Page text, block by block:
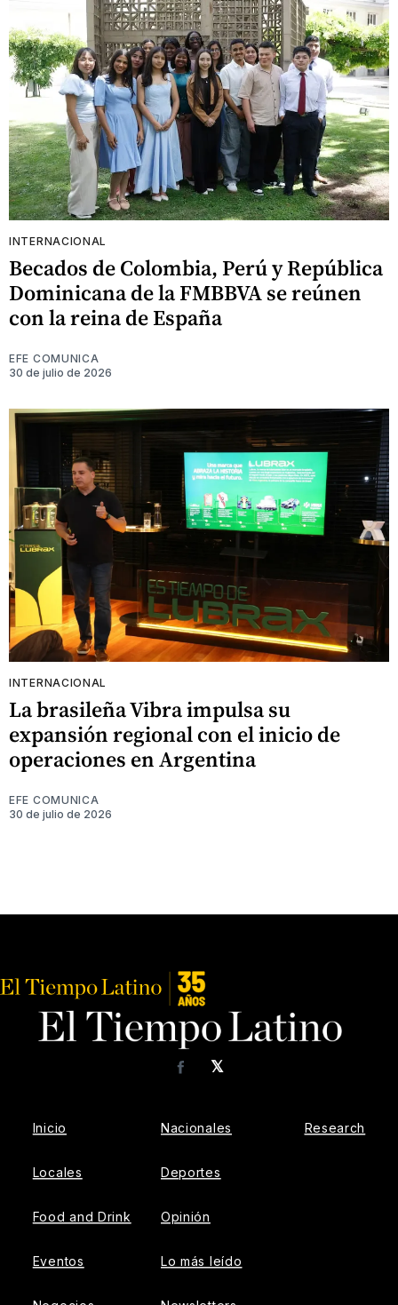
INTERNACIONAL
Becados de Colombia, Perú y República
Dominicana de la FMBBVA se reúnen
con la reina de España
EFE COMUNICA
30 de julio de 2026
INTERNACIONAL
La brasileña Vibra impulsa su
expansión regional con el inicio de
operaciones en Argentina
EFE COMUNICA
30 de julio de 2026
𝕏
Facebook
Inicio
Locales
Food and Drink
Eventos
Nacionales
Deportes
Opinión
Lo más leído
Research